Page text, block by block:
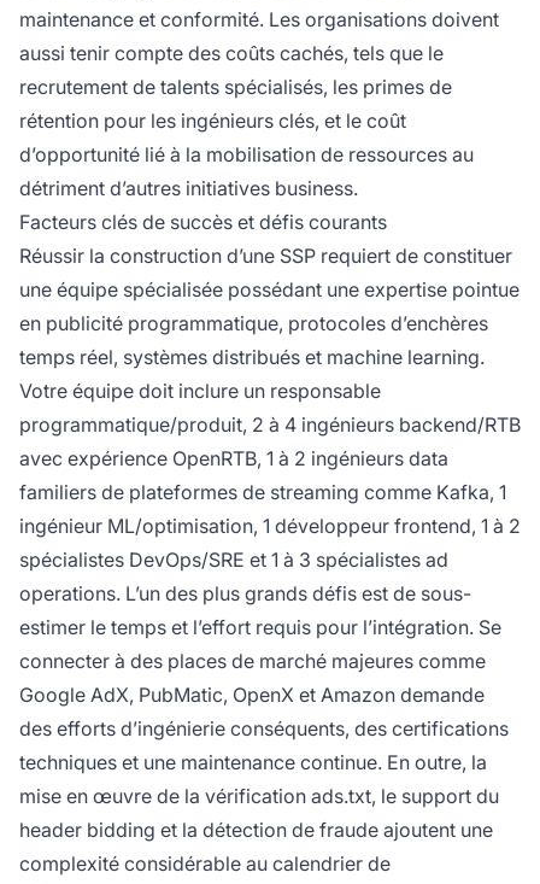
maintenance et conformité. Les organisations doivent
aussi tenir compte des coûts cachés, tels que le
recrutement de talents spécialisés, les primes de
rétention pour les ingénieurs clés, et le coût
d’opportunité lié à la mobilisation de ressources au
détriment d’autres initiatives business.
Facteurs clés de succès et défis courants
Réussir la construction d’une SSP requiert de constituer
une équipe spécialisée possédant une expertise pointue
en publicité programmatique, protocoles d’enchères
temps réel, systèmes distribués et machine learning.
Votre équipe doit inclure un responsable
programmatique/produit, 2 à 4 ingénieurs backend/RTB
avec expérience OpenRTB, 1 à 2 ingénieurs data
familiers de plateformes de streaming comme Kafka, 1
ingénieur ML/optimisation, 1 développeur frontend, 1 à 2
spécialistes DevOps/SRE et 1 à 3 spécialistes ad
operations. L’un des plus grands défis est de sous-
estimer le temps et l’effort requis pour l’intégration. Se
connecter à des places de marché majeures comme
Google AdX, PubMatic, OpenX et Amazon demande
des efforts d’ingénierie conséquents, des certifications
techniques et une maintenance continue. En outre, la
mise en œuvre de la vérification ads.txt, le support du
header bidding et la détection de fraude ajoutent une
complexité considérable au calendrier de